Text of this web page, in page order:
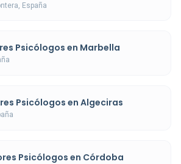
España
Psicólogos en Marbella
Psicólogos en Algeciras
Psicólogos en Córdoba